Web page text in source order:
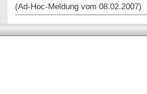
(Ad-Hoc-Meldung vom 08.02.2007)